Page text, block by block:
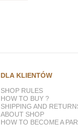
DLA KLIENTÓW
SHOP RULES
HOW TO BUY ?
SHIPPING AND
ABOUT SHOP
HOW TO BECOME A